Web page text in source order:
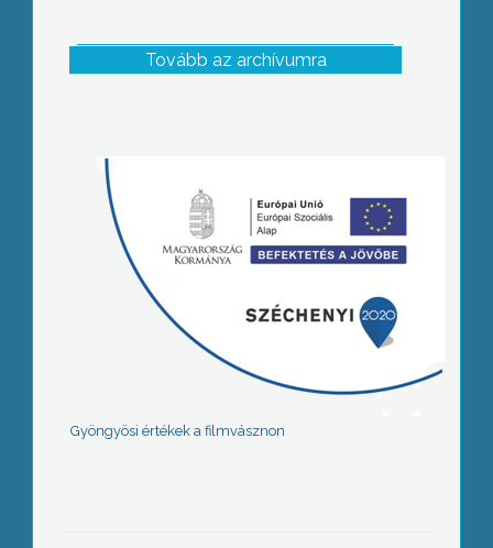
Tovább az archívumra
Gyöngyösi értékek a filmvásznon